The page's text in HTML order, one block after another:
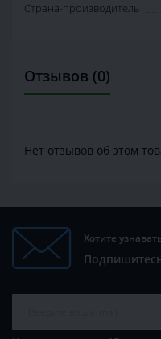
Страна-производитель
Отзывов (0)
Нет отзывов об этом
Хотите